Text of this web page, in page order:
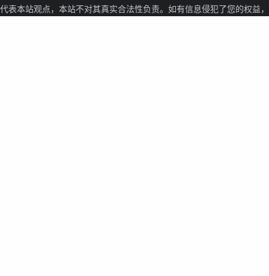
代表本站观点，本站不对其真实合法性负责。如有信息侵犯了您的权